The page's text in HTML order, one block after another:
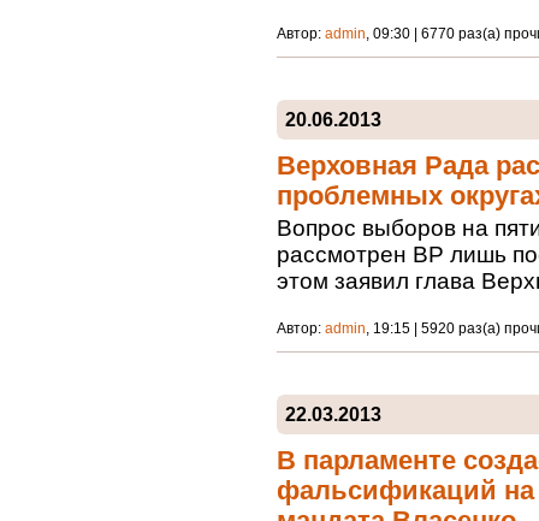
Автор: admin, 09:30 | 6770 раз(а)
20.06.2013
Верховная Рада
проблемных
Вопрос выборов на
рассмотрен ВР лишь
этом заявил глава
Автор: admin, 19:15 | 5920 раз(а)
22.03.2013
В парламенте
фальсификаций